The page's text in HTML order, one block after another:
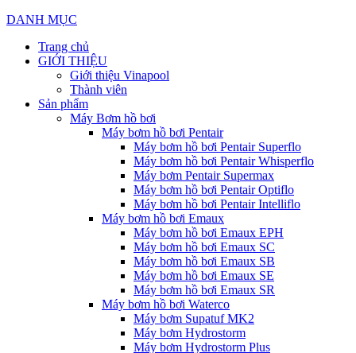
DANH MỤC
Trang chủ
GIỚI THIỆU
Giới thiệu Vinapool
Thành viên
Sản phẩm
Máy Bơm hồ bơi
Máy bơm hồ bơi Pentair
Máy bơm hồ bơi Pentair Superflo
Máy bơm hồ bơi Pentair Whisperflo
Máy bơm Pentair Supermax
Máy bơm hồ bơi Pentair Optiflo
Máy bơm hồ bơi Pentair Intelliflo
Máy bơm hồ bơi Emaux
Máy bơm hồ bơi Emaux EPH
Máy bơm hồ bơi Emaux SC
Máy bơm hồ bơi Emaux SB
Máy bơm hồ bơi Emaux SE
Máy bơm hồ bơi Emaux SR
Máy bơm hồ bơi Waterco
Máy bơm Supatuf MK2
Máy bơm Hydrostorm
Máy bơm Hydrostorm Plus